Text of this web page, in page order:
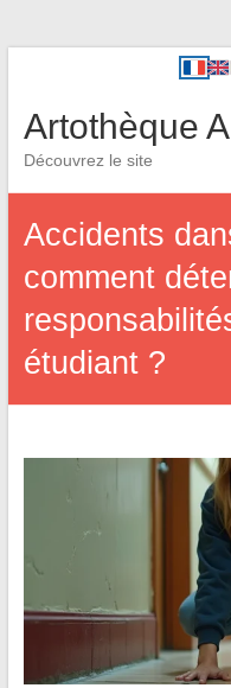
Artothèque
Découvrez le site
Accidents
comment
étudiant ?